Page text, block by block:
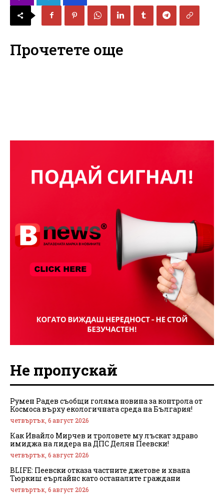
Прочетете още
Не пропускай
Румен Радев съобщи голяма новина за контрола от
Космоса върху екологичната среда на България!
четвъртък, 6 август 2026
Как Ивайло Мирчев и троловете му лъскат здраво
имиджа на лидера на ДПС Делян Пеевски!
четвъртък, 6 август 2026
BLIFE: Пеевски отказа частните джетове и хвана
Тюркиш еърлайнс като останалите граждани
четвъртък, 6 август 2026